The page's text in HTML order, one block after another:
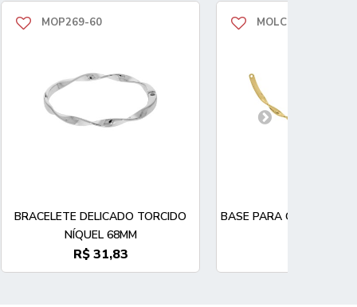
MOP269-60
BRACELETE DELICADO TORCIDO
NÍQUEL 68MM
R$ 31,83
MOLC135-120
BASE PARA COLAR